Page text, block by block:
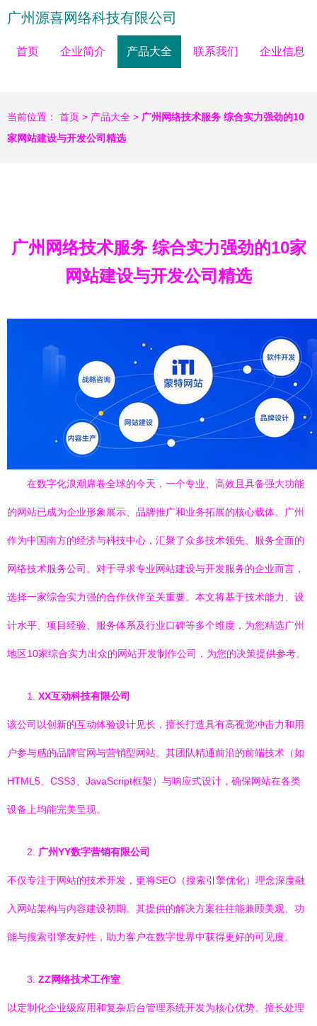
广州源喜网络科技有限公司
首页 企业简介 产品大全 联系我们 企业信息
当前位置： 首页 > 产品大全 > 广州网络技术服务 综合实力强劲的10
家网站建设与开发公司精选
广州网络技术服务 综合实力强劲的10家
网站建设与开发公司精选
在数字化浪潮席卷全球的今天，一个专业、高效且具备强大功能
的网站已成为企业形象展示、品牌推广和业务拓展的核心载体。广州
作为中国南方的经济与科技中心，汇聚了众多技术领先、服务全面的
网络技术服务公司。对于寻求专业网站建设与开发服务的企业而言，
选择一家综合实力强的合作伙伴至关重要。本文将基于技术能力、设
计水平、项目经验、服务体系及行业口碑等多个维度，为您精选广州
地区10家综合实力出众的网站开发制作公司，为您的决策提供参考。
1. XX互动科技有限公司
该公司以创新的互动体验设计见长，擅长打造具有高视觉冲击力和用
户参与感的品牌官网与营销型网站。其团队精通前沿的前端技术（如
HTML5、CSS3、JavaScript框架）与响应式设计，确保网站在各类
设备上均能完美呈现。
2. 广州YY数字营销有限公司
不仅专注于网站的技术开发，更将SEO（搜索引擎优化）理念深度融
入网站架构与内容建设初期。其提供的解决方案往往能兼顾美观、功
能与搜索引擎友好性，助力客户在数字世界中获得更好的可见度。
3. ZZ网络技术工作室
以定制化企业级应用和复杂后台管理系统开发为核心优势。擅长处理